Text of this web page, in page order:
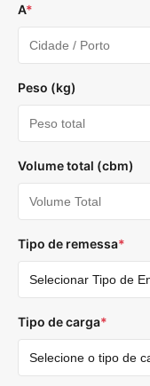
A*
Peso (kg)
Volume total (cbm)
Tipo de remessa*
Tipo de carga*